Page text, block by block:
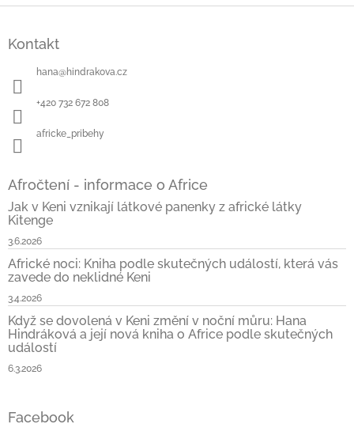
Kontakt
hana@hindrakova.cz
+420 732 672 808
africke_pribehy
Afročtení - informace o Africe
Jak v Keni vznikají látkové panenky z africké látky
Kitenge
3.6.2026
Africké noci: Kniha podle skutečných událostí, která vás
zavede do neklidné Keni
3.4.2026
Když se dovolená v Keni změní v noční můru: Hana
Hindráková a její nová kniha o Africe podle skutečných
událostí
6.3.2026
Facebook